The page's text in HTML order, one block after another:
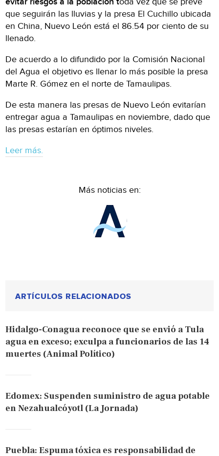
que seguirán las lluvias y la presa El Cuchillo ubicada
en China, Nuevo León está el 86.54 por ciento de su
llenado.
De acuerdo a lo difundido por la Comisión Nacional
del Agua el objetivo es llenar lo más posible la presa
Marte R. Gómez en el norte de Tamaulipas.
De esta manera las presas de Nuevo León evitarían
entregar agua a Tamaulipas en noviembre, dado que
las presas estarían en óptimos niveles.
Leer más.
Más noticias en:
ARTÍCULOS RELACIONADOS
Hidalgo-Conagua reconoce que se envió a Tula
agua en exceso; exculpa a funcionarios de las 14
muertes (Animal Político)
Edomex: Suspenden suministro de agua potable
en Nezahualcóyotl (La Jornada)
Puebla: Espuma tóxica es responsabilidad de